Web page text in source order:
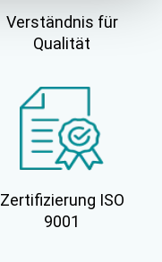
Verständnis für
Qualität
Zertifizierung ISO
9001